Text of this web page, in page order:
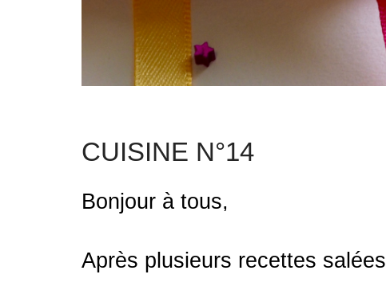
CUISINE N°14
Bonjour à tous,
Après plusieurs recettes